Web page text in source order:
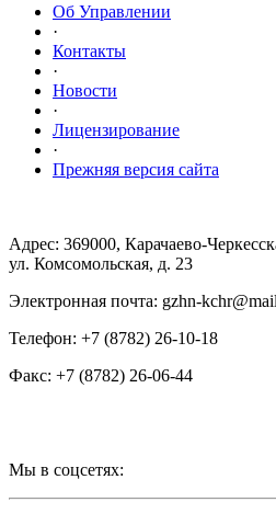
Об Управлении
·
Контакты
·
Новости
·
Лицензирование
·
Прежняя версия сайта
Адрес: 369000, Карачаево-
ул. Комсомольская, д. 23
Электронная почта: gzhn-
Телефон: +7 (8782) 26-10-18
Факс: +7 (8782) 26-06-44
Мы в соцсетях: